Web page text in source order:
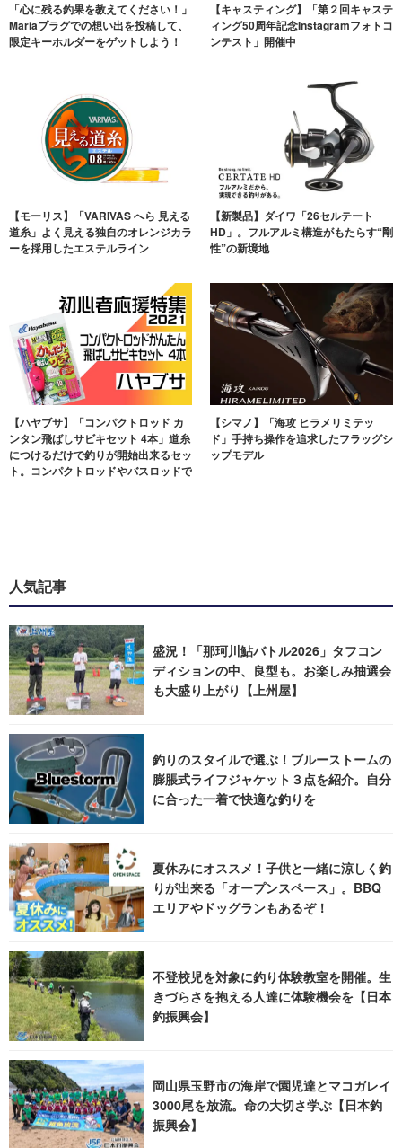
「心に残る釣果を教えてください！」
Mariaプラグでの想い出を投稿して、
限定キーホルダーをゲットしよう！
【キャスティング】「第２回キャステ
ィング50周年記念Instagramフォトコ
ンテスト」開催中
【モーリス】「VARIVAS へら 見える
道糸」よく見える独自のオレンジカラ
ーを採用したエステルライン
【新製品】ダイワ「26セルテート
HD」。フルアルミ構造がもたらす“剛
性”の新境地
【ハヤブサ】「コンパクトロッド カ
ンタン飛ばしサビキセット 4本」道糸
につけるだけで釣りが開始出来るセッ
ト。コンパクトロッドやバスロッドで
【シマノ】「海攻 ヒラメリミテッ
ド」手持ち操作を追求したフラッグシ
ップモデル
人気記事
盛況！「那珂川鮎バトル2026」タフコン
ディションの中、良型も。お楽しみ抽選会
も大盛り上がり【上州屋】
釣りのスタイルで選ぶ！ブルーストームの
膨脹式ライフジャケット３点を紹介。自分
に合った一着で快適な釣りを
夏休みにオススメ！子供と一緒に涼しく釣
りが出来る「オープンスペース」。BBQ
エリアやドッグランもあるぞ！
不登校児を対象に釣り体験教室を開催。生
きづらさを抱える人達に体験機会を【日本
釣振興会】
岡山県玉野市の海岸で園児達とマコガレイ
3000尾を放流。命の大切さ学ぶ【日本釣
振興会】